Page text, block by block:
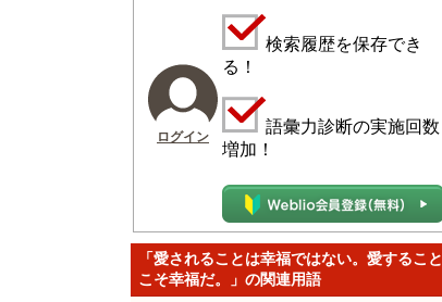
ログイン
検索履歴を保存でき
る！
語彙力診断の実施回数
増加！
「愛されることは幸福ではない。愛すること
こそ幸福だ。」の関連用語